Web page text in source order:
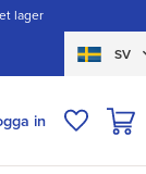
lager
SV
in